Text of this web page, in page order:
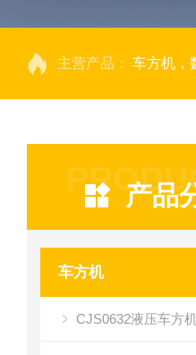
主营产品： 车方机，
产品
车方机
CJS0632液压车方